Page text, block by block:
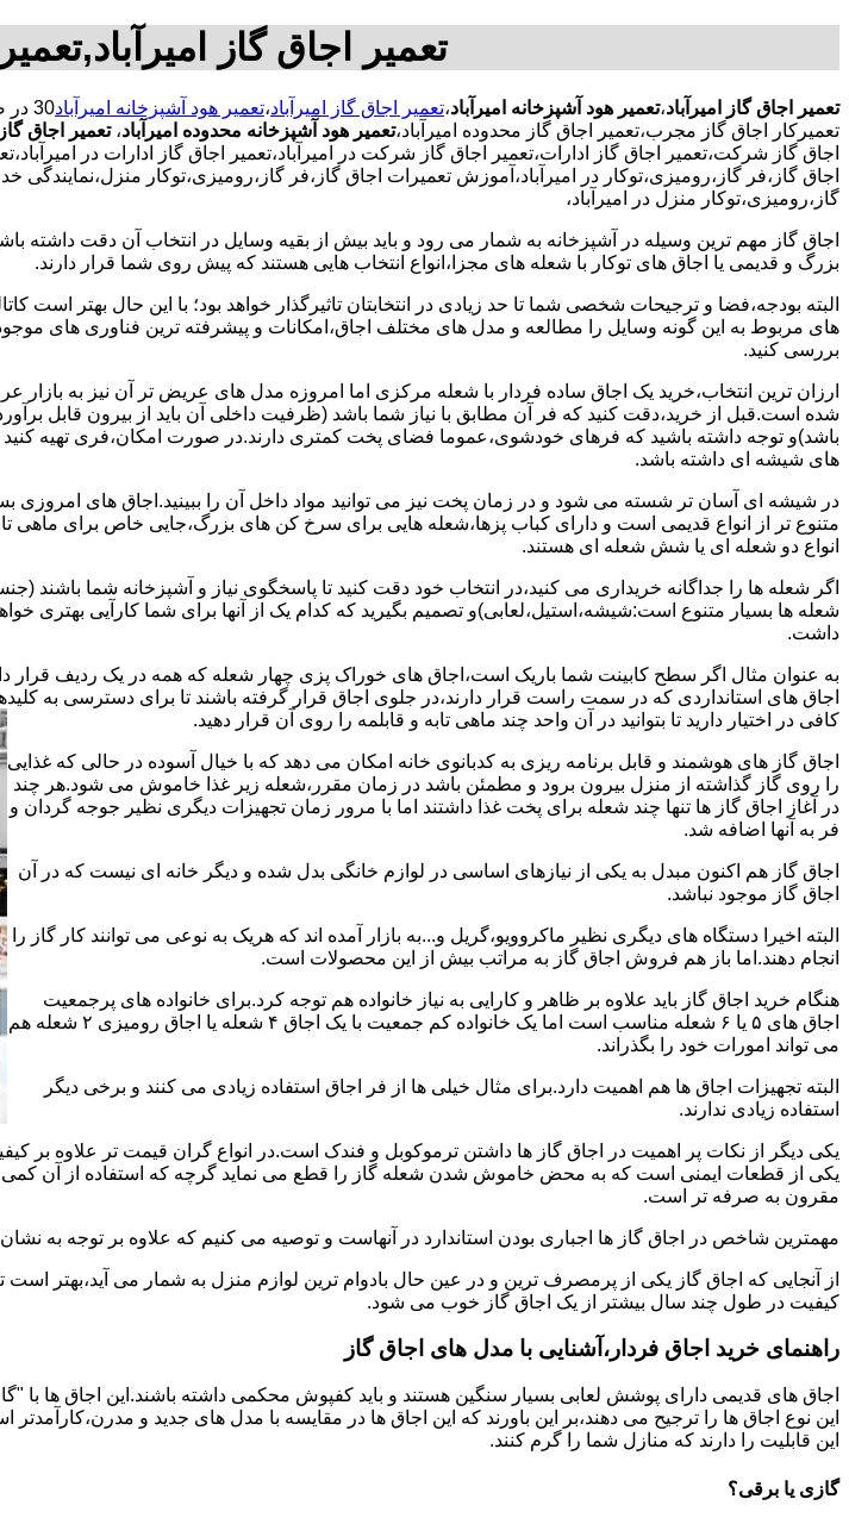
تعمیر اجاق گاز
تعمیر اجاق گاز امیرآباد،تعمیر هود آشپزخانه امیرآباد،تعمیر اجاق گاز امیرآباد،تعمیر هود آشپزخانه امیرآباد
تعمیرکار اجاق گاز مجرب،تعمیر اجاق گاز محدوده امیرآباد،تعمیر هود آشپزخانه محدوده امیرآباد، تعمیر اجاق
اجاق گاز شرکت،تعمیر اجاق گاز ادارات،تعمیر اجاق گاز شرکت در امیرآباد،تعمیر اجاق گاز ادارات در
اجاق گاز،فر گاز،رومیزی،توکار در امیرآباد،آموزش تعمیرات اجاق گاز،فر گاز،رومیزی،توکار
گاز،رومیزی،توکار منزل در امیرآباد،
اجاق گاز مهم ترین وسیله در آشپزخانه به شمار می رود و باید بیش از بقیه وسایل در انتخاب آن دقت داشته
بزرگ و قدیمی یا اجاق های توکار با شعله های مجزا،انواع انتخاب هایی هستند که پیش روی شما قرار دارند.
البته بودجه،فضا و ترجیحات شخصی شما تا حد زیادی در انتخابتان تاثیرگذار خواهد بود؛ با این حال بهتر است
های مربوط به این گونه وسایل را مطالعه و مدل های مختلف اجاق،امکانات و پیشرفته ترین فناوری های موجود
بررسی کنید.
ارزان ترین انتخاب،خرید یک اجاق ساده فردار با شعله مرکزی اما امروزه مدل های عریض تر آن نیز به بازار
شده است.قبل از خرید،دقت کنید که فر آن مطابق با نیاز شما باشد (ظرفیت داخلی آن باید از بیرون قابل
باشد)و توجه داشته باشید که فرهای خودشوی،عموما فضای پخت کمتری دارند.در صورت امکان،فری تهیه کنید
های شیشه ای داشته باشد.
در شیشه ای آسان تر شسته می شود و در زمان پخت نیز می توانید مواد داخل آن را ببینید.اجاق های امروزی
متنوع تر از انواع قدیمی است و دارای کباب پزها،شعله هایی برای سرخ کن های بزرگ،جایی خاص برای ماهی
انواع دو شعله ای یا شش شعله ای هستند.
اگر شعله ها را جداگانه خریداری می کنید،در انتخاب خود دقت کنید تا پاسخگوی نیاز و آشپزخانه شما باشند
شعله ها بسیار متنوع است:شیشه،استیل،لعابی)و تصمیم بگیرید که کدام یک از آنها برای شما کارآیی بهتری
داشت.
به عنوان مثال اگر سطح کابینت شما باریک است،اجاق های خوراک پزی چهار شعله که همه در یک ردیف قرار
اجاق های استانداردی که در سمت راست قرار دارند،در جلوی اجاق قرار گرفته باشند تا برای دسترسی به
کافی در اختیار دارید تا بتوانید در آن واحد چند ماهی تابه و قابلمه را روی آن قرار دهید.
اجاق گاز های هوشمند و قابل برنامه ریزی به کدبانوی خانه امکان می دهد که با خیال آسوده در حالی که غذایی
را روی گاز گذاشته از منزل بیرون برود و مطمئن باشد در زمان مقرر،شعله زیر غذا خاموش می شود.هر چند
در آغاز اجاق گاز ها تنها چند شعله برای پخت غذا داشتند اما با مرور زمان تجهیزات دیگری نظیر جوجه گردان و
فر به آنها اضافه شد.
اجاق گاز هم اکنون مبدل به یکی از نیازهای اساسی در لوازم خانگی بدل شده و دیگر خانه ای نیست که در آن
اجاق گاز موجود نباشد.
البته اخیرا دستگاه های دیگری نظیر ماکروویو،گریل و...به بازار آمده اند که هریک به نوعی می توانند کار گاز را
انجام دهند.اما باز هم فروش اجاق گاز به مراتب بیش از این محصولات است.
هنگام خرید اجاق گاز باید علاوه بر ظاهر و کارایی به نیاز خانواده هم توجه کرد.برای خانواده های پرجمعیت
اجاق های ۵ یا ۶ شعله مناسب است اما یک خانواده کم جمعیت با یک اجاق ۴ شعله یا اجاق رومیزی ۲ شعله هم
می تواند امورات خود را بگذراند.
البته تجهیزات اجاق ها هم اهمیت دارد.برای مثال خیلی ها از فر اجاق استفاده زیادی می کنند و برخی دیگر
استفاده زیادی ندارند.
یکی دیگر از نکات پر اهمیت در اجاق گاز ها داشتن ترموکوبل و فندک است.در انواع گران قیمت تر علاوه بر
یکی از قطعات ایمنی است که به محض خاموش شدن شعله گاز را قطع می نماید گرچه که استفاده از آن کمی
مقرون به صرفه تر است.
مهمترین شاخص در اجاق گاز ها اجباری بودن استاندارد در آنهاست و توصیه می کنیم که علاوه بر توجه به
از آنجایی که اجاق گاز یکی از پرمصرف ترین و در عین حال بادوام ترین لوازم منزل به شمار می آید،بهتر
کیفیت در طول چند سال بیشتر از یک اجاق گاز خوب می شود.
راهنمای خرید اجاق فردار،آشنایی با مدل های اجاق گاز
اجاق های قدیمی دارای پوشش لعابی بسیار سنگین هستند و باید کفپوش محکمی داشته باشند.این اجاق ها با
این نوع اجاق ها را ترجیح می دهند،بر این باورند که این اجاق ها در مقایسه با مدل های جدید و
این قابلیت را دارند که منازل شما را گرم کنند.
گازی یا برقی؟